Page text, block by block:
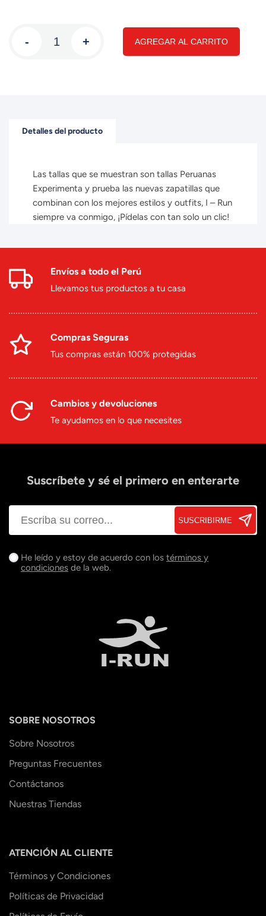
- + AGREGAR AL CARRITO
Detalles del producto
Las tallas que se muestran son tallas Peruanas
Experimenta y prueba las nuevas zapatillas que
combinan con los mejores estilos y outfits, I – Run
siempre va conmigo, ¡Pídelas con tan solo un clic!
Envíos a todo el Perú
Llevamos tus productos a tu casa
Compras Seguras
Tus compras están 100% protegidas
Cambios y devoluciones
Te ayudamos en lo que necesites
Suscríbete y sé el primero en enterarte
SUSCRIBIRME
He leído y estoy de acuerdo con los términos y
condiciones de la web.
SOBRE NOSOTROS
Sobre Nosotros
Preguntas Frecuentes
Contáctanos
Nuestras Tiendas
ATENCIÓN AL CLIENTE
Términos y Condiciones
Políticas de Privacidad